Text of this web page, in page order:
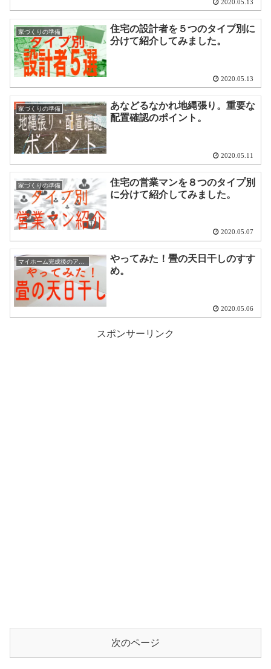
2020.05.13
家づくりの準備
住宅の設計者を５つのタイプ別に
分けて紹介してみました。
2020.05.13
家づくりの準備
あなどるなかれ地縄張り。重要な
配置確認のポイント。
2020.05.11
家づくりの準備
住宅の営業マンを８つのタイプ別
に分けて紹介してみました。
2020.05.07
マイホーム完成後のアドバイス
やってみた！畳の天日干しのすす
め。
2020.05.06
スポンサーリンク
次のページ